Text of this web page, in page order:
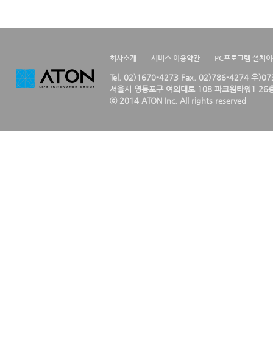
회사소개 서비스 이용약관 PC프로그램 설치
Tel. 02)1670-4273 Fax. 02)786-4274 우
서울시 영등포구 여의대로 108 파크원타워1 26
ⓒ 2014 ATON Inc. All rights reserved